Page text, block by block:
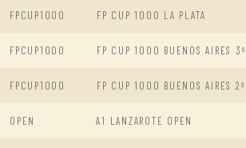
FPCUP1000 FP CUP 1000 LA PLATA
FPCUP1000 FP CUP 1000 BUENOS AIRES 3º
FPCUP1000 FP CUP 1000 BUENOS AIRES 2º
OPEN A1 LANZAROTE OPEN